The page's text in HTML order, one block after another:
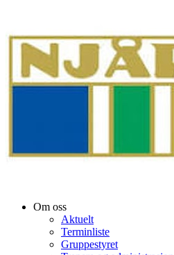
Om oss
Aktuelt
Terminliste
Gruppestyret